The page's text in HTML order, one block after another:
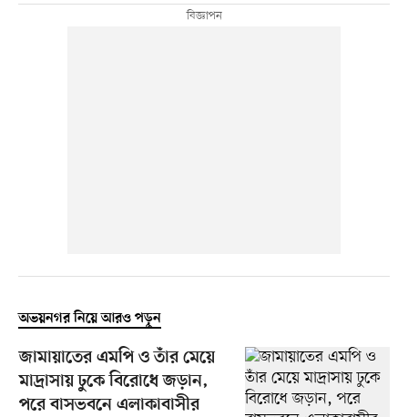
অভয়নগর নিয়ে আরও পড়ুন
জামায়াতের এমপি ও তাঁর মেয়ে
মাদ্রাসায় ঢুকে বিরোধে জড়ান,
পরে বাসভবনে এলাকাবাসীর